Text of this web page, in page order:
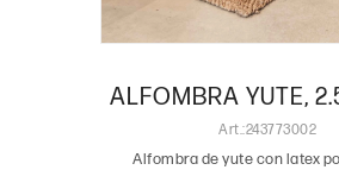
ALFOMBRA YUTE,
243773002
Alfombra de yute con latex